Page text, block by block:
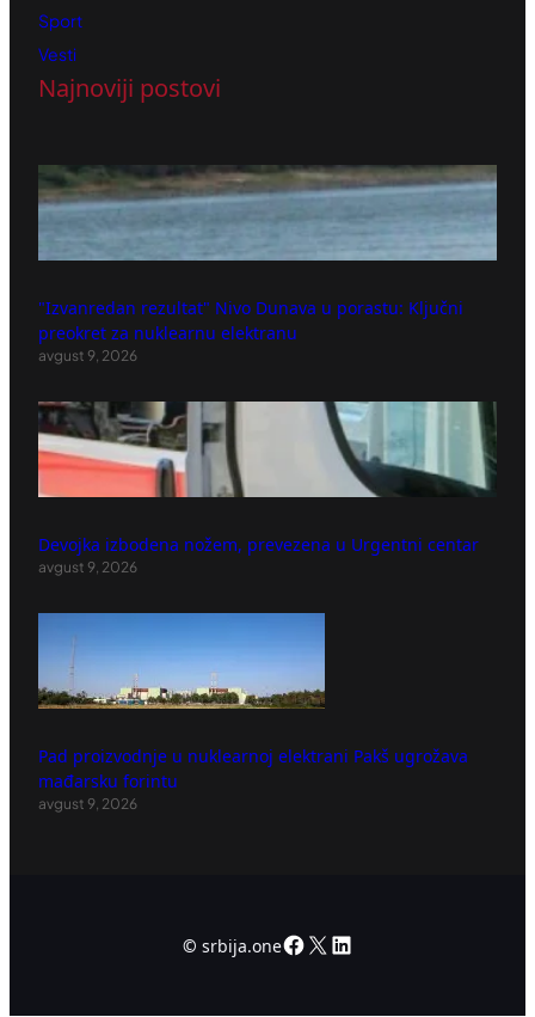
Sport
Vesti
Najnoviji postovi
"Izvanredan rezultat" Nivo Dunava u porastu: Ključni
preokret za nuklearnu elektranu
avgust 9, 2026
Devojka izbodena nožem, prevezena u Urgentni centar
avgust 9, 2026
Pad proizvodnje u nuklearnoj elektrani Pakš ugrožava
mađarsku forintu
avgust 9, 2026
© srbija.oneFacebook
X LinkedIn